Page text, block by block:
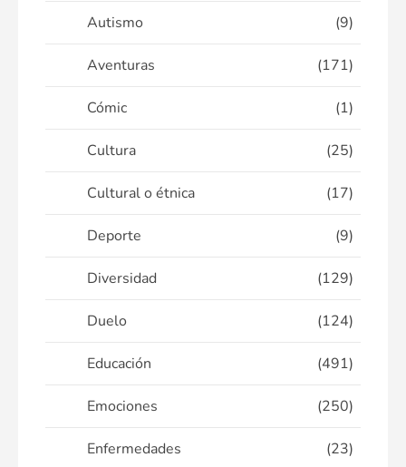
Autismo (9)
Aventuras (171)
Cómic (1)
Cultura (25)
Cultural o étnica (17)
Deporte (9)
Diversidad (129)
Duelo (124)
Educación (491)
Emociones (250)
Enfermedades (23)